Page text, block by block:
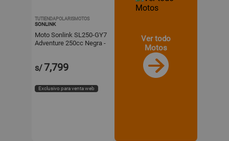
TUTIENDAPOLARISMOTOS
SONLINK
Moto Sonlink SL250-GY7
Adventure 250cc Negra -
s/7,799
Exclusivo para venta web
Ver todo
Motos